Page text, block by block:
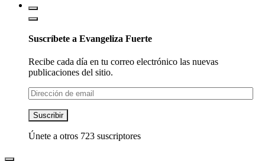
Suscríbete a Evangeliza Fuerte
Recibe cada día en tu correo electrónico las nuevas
publicaciones del sitio.
Dirección
de
email
Suscribir
Únete a otros 723 suscriptores